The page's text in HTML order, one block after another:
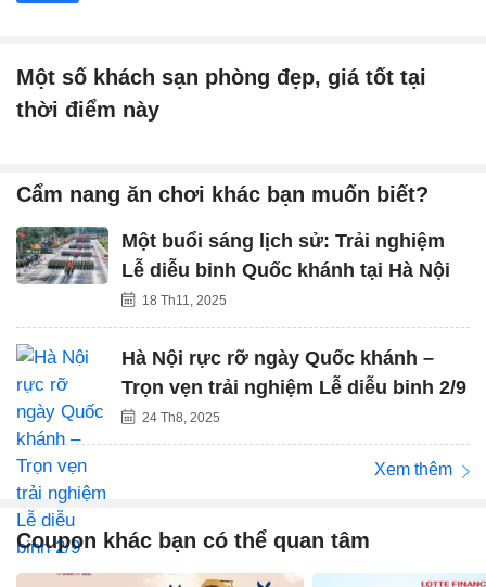
Một số khách sạn phòng đẹp, giá tốt tại
thời điểm này
Cẩm nang ăn chơi khác bạn muốn biết?
Một buổi sáng lịch sử: Trải nghiệm
Lễ diễu binh Quốc khánh tại Hà Nội
18 Th11, 2025
Hà Nội rực rỡ ngày Quốc khánh –
Trọn vẹn trải nghiệm Lễ diễu binh 2/9
24 Th8, 2025
Xem thêm
Coupon khác bạn có thể quan tâm